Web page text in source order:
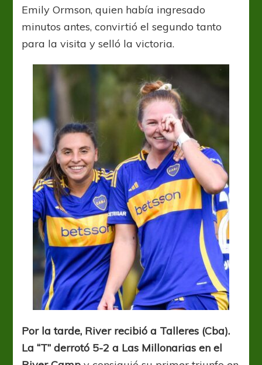
Emily Ormson, quien había ingresado
minutos antes, convirtió el segundo tanto
para la visita y selló la victoria.
Por la tarde, River recibió a Talleres (Cba).
La “T” derrotó 5-2 a Las Millonarias en el